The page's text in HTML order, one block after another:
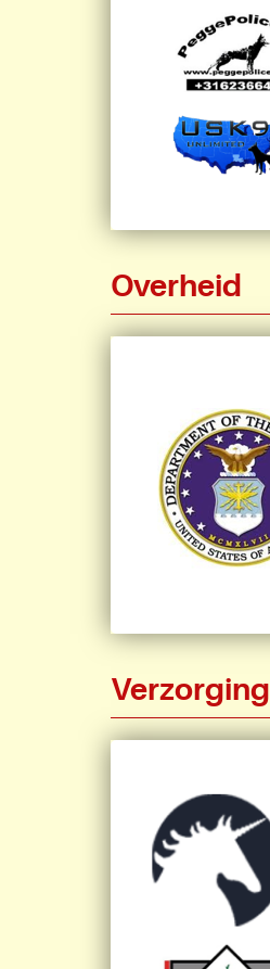
Overheid
Verzorging